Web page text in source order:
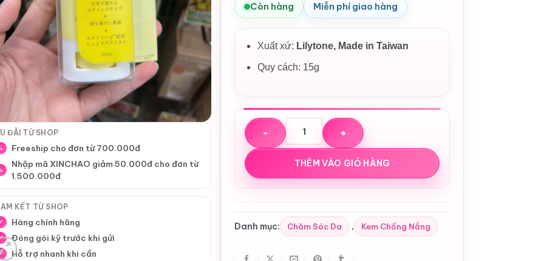
ĐÃI TỪ SHOP
Freeship cho đơn từ 700.000đ
Nhập mã XINCHAO giảm 50.000đ cho đơn từ
1.500.000đ
KẾT TỪ SHOP
Hàng chính hãng
Đóng gói kỹ trước khi gửi
Hỗ trợ nhanh khi cần
Còn hàng Miễn phí giao hàng
Xuất xứ: Lilytone, Made in Taiwan
Quy cách: 15g
Sáp chống nắng Lilytone UV Stick SPF50+ PA++++ Clear 15g số
THÊM VÀO GIỎ HÀNG
Danh mục: Chăm Sóc Da , Kem Chống Nắng